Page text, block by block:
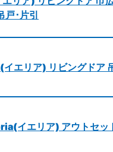
戸･片引
エリア) リビングドア
イエリア) アウトセッ